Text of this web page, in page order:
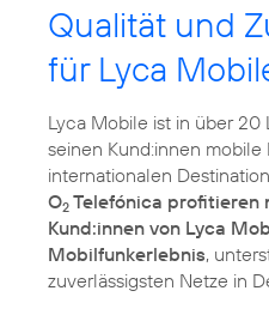
Qualität und
für Lyca
Lyca Mobile ist in über
seinen Kund:innen mobile
internationalen
O2 Telefónica profitieren
Kund:innen von Lyca
Mobilfunkerlebnis,
zuverlässigsten Netze in